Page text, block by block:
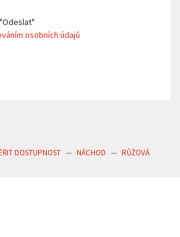
osobních údajů
DOSTUPNOST NÁCHOD
RŮŽOVÁ